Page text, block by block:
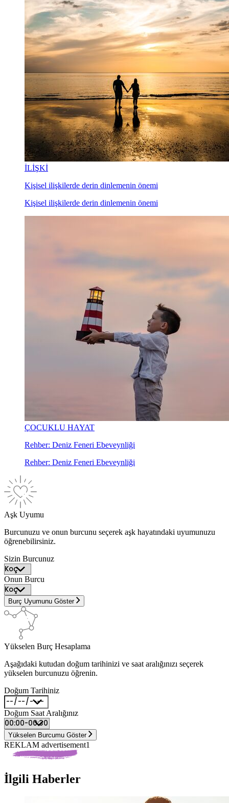
İLİŞKİ
Kişisel ilişkilerde derin dinlemenin önemi
Kişisel ilişkilerde derin dinlemenin önemi
ÇOCUKLU HAYAT
Rehber: Deniz Feneri Ebeveynliği
Rehber: Deniz Feneri Ebeveynliği
Aşk Uyumu
Burcunuzu ve onun burcunu seçerek aşk hayatındaki uyumunuzu
öğrenebilirsiniz.
Sizin Burcunuz
Onun Burcu
Burç Uyumunu Göster
Yükselen Burç Hesaplama
Aşağıdaki kutudan doğum tarihinizi ve saat aralığınızı seçerek
yükselen burcunuzu öğrenin.
Doğum Tarihiniz
Doğum Saat Aralığınız
Yükselen Burcumu Göster
REKLAM advertisement1
İlgili Haberler